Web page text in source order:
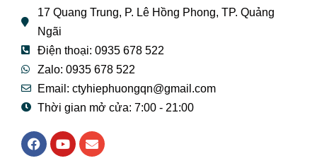
17 Quang Trung, P. Lê Hồng Phong, TP. Quảng
Ngãi
Điện thoại: 0935 678 522
Zalo: 0935 678 522
Email: ctyhiephuongqn@gmail.com
Thời gian mở cửa: 7:00 - 21:00
F
a
Y
o
E
n